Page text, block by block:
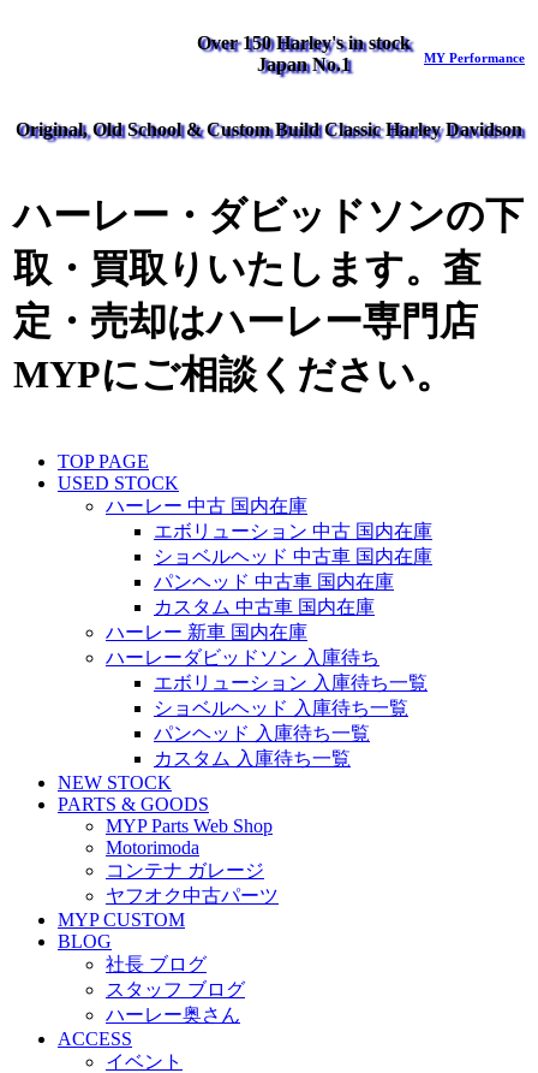
Over 150 Harley's in stock
Japan No.1
MY Performance
Original, Old School & Custom Build Classic Harley Davidson
ハーレー・ダビッドソンの下
取・買取りいたします。査
定・売却はハーレー専門店
MYPにご相談ください。
TOP PAGE
USED STOCK
ハーレー 中古 国内在庫
エボリューション 中古 国内在庫
ショベルヘッド 中古車 国内在庫
パンヘッド 中古車 国内在庫
カスタム 中古車 国内在庫
ハーレー 新車 国内在庫
ハーレーダビッドソン 入庫待ち
エボリューション 入庫待ち一覧
ショベルヘッド 入庫待ち一覧
パンヘッド 入庫待ち一覧
カスタム 入庫待ち一覧
NEW STOCK
PARTS & GOODS
MYP Parts Web Shop
Motorimoda
コンテナ ガレージ
ヤフオク中古パーツ
MYP CUSTOM
BLOG
社長 ブログ
スタッフ ブログ
ハーレー奥さん
ACCESS
イベント